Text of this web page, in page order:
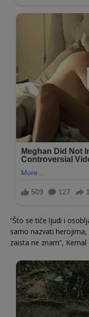
“Što se tiče ljudi i
samo nazvati
zaista ne znam”, Kemal